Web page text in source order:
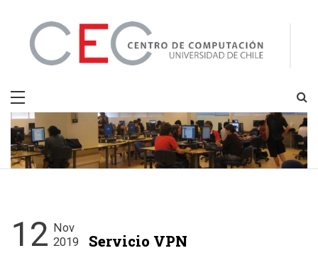
content
CEC
12 Nov
2019
Servicio VPN